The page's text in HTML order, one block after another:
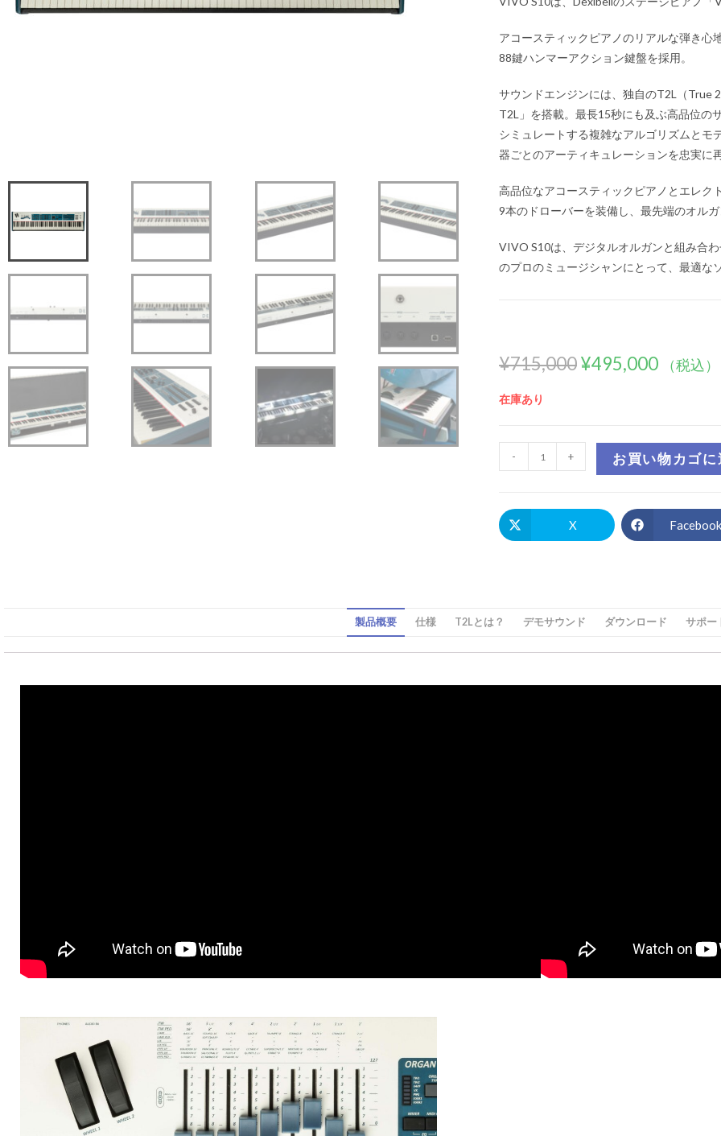
アコースティックピアノのリアルな弾き心
88鍵ハンマーアクション鍵盤を採用。
サウンドエンジンには、独自のT2L（True
T2L」を搭載。最長15秒にも及ぶ高品位の
シミュレートする複雑なアルゴリズムとモ
器ごとのアーティキュレーションを忠実に
高品位なアコースティックピアノとエレク
9本のドローバーを装備し、最先端のオルガ
VIVO S10は、デジタルオルガンと組み合
のプロのミュージシャンにとって、最適な
¥715,000¥495,000 （税込）
在庫あり
- + お買い物カゴに
X Facebook
製品概要 仕様 T2Lとは？ デモサウンド ダウンロード サポー